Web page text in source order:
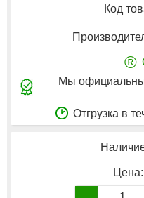
Код
®
Мы
Отгрузка в
Цена: